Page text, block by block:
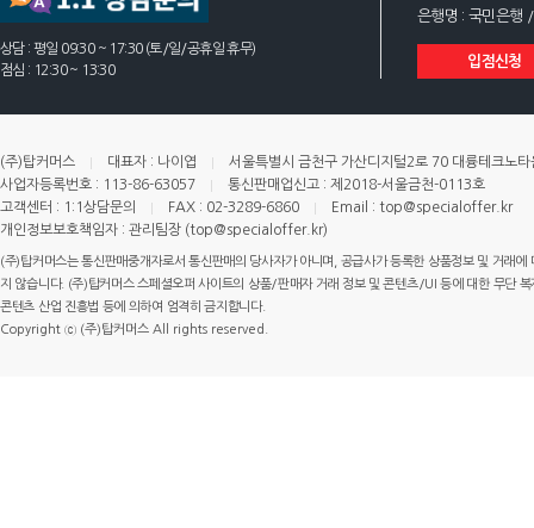
상담 : 평일 09:30 ~ 17:30 (토/일/공휴일 휴무)
점심 : 12:30 ~ 13:30
은행명 : 국민은행
입점신청
(주)탑커머스 대표자 : 나이엽
서울특별시 금천구 가산디지털2로 70 대륭테크노
사업자등록번호 : 113-86-63057
통신판매업신고 : 제2018-서울금천-0113호
고객센터 : 1:1상담문의
FAX : 02-3289-6860
Email : top@specialoffer.kr
개인정보보호책임자 : 관리팀장 (top@specialoffer.kr)
(주)탑커머스는 통신판매중개자로서 통신판매의 당사자가 아니며, 공급사가 등록한 상품정보 및 거래
지 않습니다. (주)탑커머스 스페셜오퍼 사이트의 상품/판매자 거래 정보 및 콘텐츠/UI 등에 대한 무단
콘텐츠 산업 진흥법 등에 의하여 엄격히 금지합니다.
Copyright ⓒ (주)탑커머스 All rights reserved.